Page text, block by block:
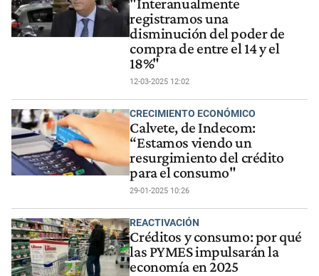
"Interanualmente
registramos una
disminución del poder de
compra de entre el 14 y el
18%"
12-03-2025 12:02
CRECIMIENTO ECONÓMICO
Calvete, de Indecom:
“Estamos viendo un
resurgimiento del crédito
para el consumo"
29-01-2025 10:26
REACTIVACIÓN
Créditos y consumo: por qué
las PYMES impulsarán la
economía en 2025